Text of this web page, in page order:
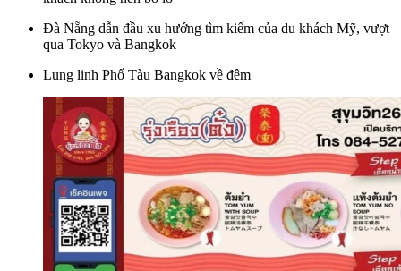
Đà Nẵng dẫn đầu xu hướng tìm kiếm của du khách Mỹ, vượt
qua Tokyo và Bangkok
Lung linh Phố Tàu Bangkok về đêm